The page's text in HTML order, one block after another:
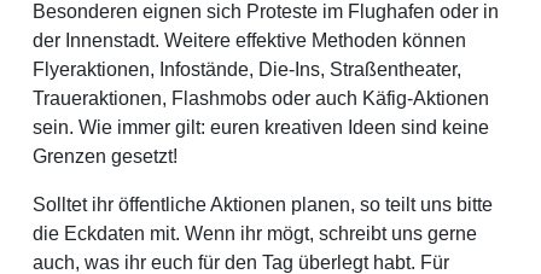
Besonderen eignen sich Proteste im Flughafen oder in
der Innenstadt. Weitere effektive Methoden können
Flyeraktionen, Infostände, Die-Ins, Straßentheater,
Traueraktionen, Flashmobs oder auch Käfig-Aktionen
sein. Wie immer gilt: euren kreativen Ideen sind keine
Grenzen gesetzt!
Solltet ihr öffentliche Aktionen planen, so teilt uns bitte
die Eckdaten mit. Wenn ihr mögt, schreibt uns gerne
auch, was ihr euch für den Tag überlegt habt. Für